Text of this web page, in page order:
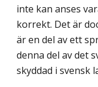
inte kan anses
korrekt. Det är
är en del av ett
denna del av det
skyddad i svensk